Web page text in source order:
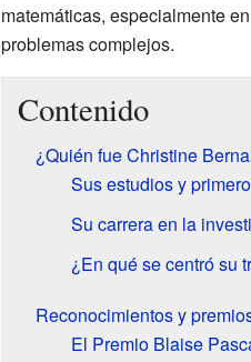
matemáticas, especialmente
problemas complejos.
Contenido
¿Quién fue Christine
Sus estudios y
Su carrera en la
¿En qué se centró su
Reconocimientos y
El Premio Blaise